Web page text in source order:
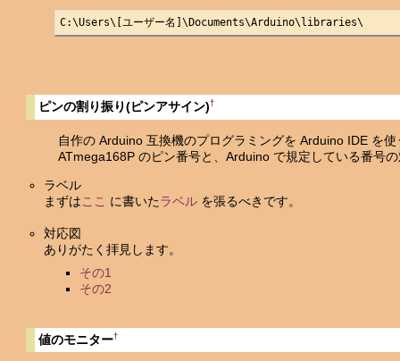
C:\Users\[ユーザー名]\Documents\Arduino\libraries\
ピンの割り振り(ピンアサイン)†
自作の Arduino 互換機のプログラミングを Arduino IDE を使
ATmega168P のピン番号と、Arduino で規定している番号の
ラベル
まずはここ に書いたラベルを張るべきです。
対応図
ありがたく拝見します。
その1
その2
値のモニター†